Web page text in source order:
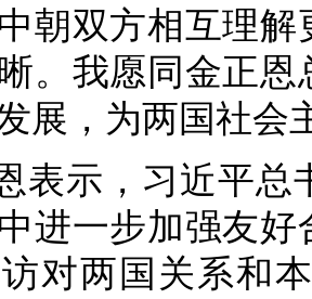
朝双方相互理
。我愿同金正
展，为两国社会
表示，习近平总
进一步加强友
对两国关系和